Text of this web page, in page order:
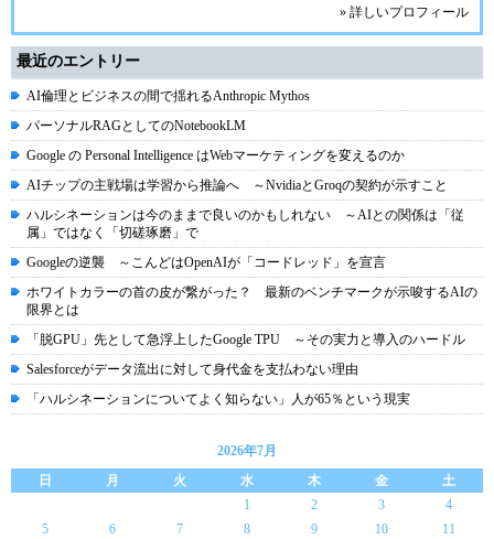
» 詳しいプロフィール
最近のエントリー
AI倫理とビジネスの間で揺れるAnthropic Mythos
パーソナルRAGとしてのNotebookLM
Google の Personal Intelligence はWebマーケティングを変えるのか
AIチップの主戦場は学習から推論へ ～NvidiaとGroqの契約が示すこと
ハルシネーションは今のままで良いのかもしれない ～AIとの関係は「従
属」ではなく「切磋琢磨」で
Googleの逆襲 ～こんどはOpenAIが「コードレッド」を宣言
ホワイトカラーの首の皮が繋がった？ 最新のベンチマークが示唆するAIの
限界とは
「脱GPU」先として急浮上したGoogle TPU ～その実力と導入のハードル
Salesforceがデータ流出に対して身代金を支払わない理由
「ハルシネーションについてよく知らない」人が65％という現実
2026年7月
日
月 火 水 木 金
土
1
2 3
4
5
6 7 8 9 10
11